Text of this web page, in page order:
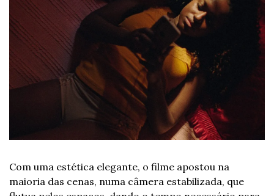
Com uma estética elegante, o filme apostou na
maioria das cenas, numa câmera estabilizada, que